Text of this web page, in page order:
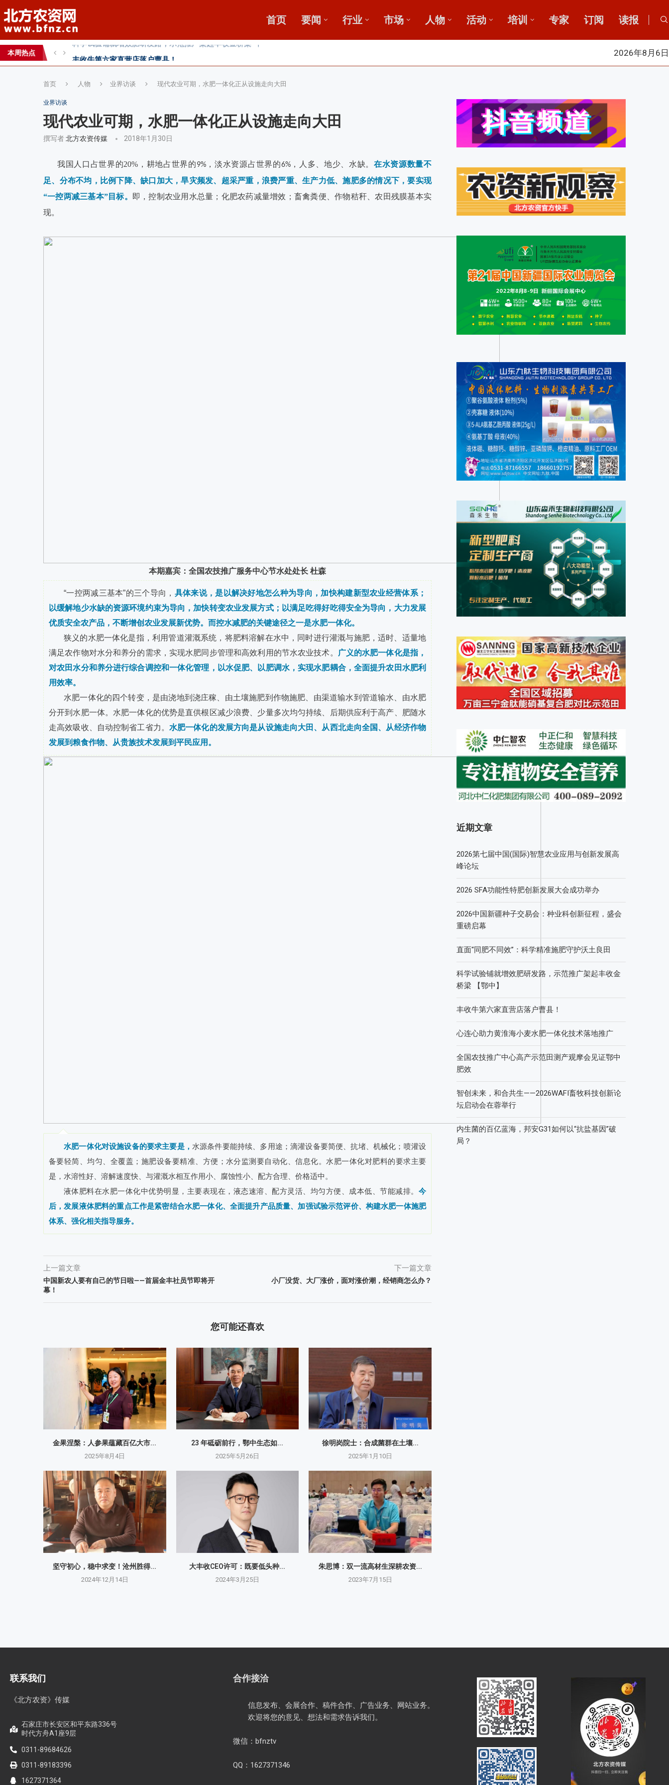
首页 要闻 行业 市场 人物 活动 培训 专家 订阅 读报
本周热点
全国农技推广中心高产示范田测产观摩会见证鄂中肥效
智创未来，和合共生——2026WAFI畜牧科技创新论坛启动会...
2026年8月6日
首页 人物 业界访谈 现代农业可期，水肥一体化正从设施走向大田
业界访谈
现代农业可期，水肥一体化正从设施走向大田
撰写者北方农资传媒 2018年1月30日
我国人口占世界的20%，耕地占世界的9%，淡水资源占世界的6%，人多、地少、水缺。 在水资源数量不
足、分布不均，比例下降、缺口加大，旱灾频发、超采严重，浪费严重、生产力低、施肥多的情况下，要实现
“一控两减三基本”目标。
即，控制农业用水总量；化肥农药减量增效；畜禽粪便、作物秸秆、农田残膜基本实
现。
本期嘉宾：全国农技推广服务中心节水处处长 杜森
“一控两减三基本”的三个导向， 具体来说，是以解决好地怎么种为导向，加快构建新型农业经营体系；
以缓解地少水缺的资源环境约束为导向，加快转变农业发展方式；以满足吃得好吃得安全为导向，大力发展
优质安全农产品，不断增创农业发展新优势。而控水减肥的关键途径之一是水肥一体化。
狭义的水肥一体化是指，利用管道灌溉系统，将肥料溶解在水中，同时进行灌溉与施肥，适时、适量地
满足农作物对水分和养分的需求，实现水肥同步管理和高效利用的节水农业技术。
广义的水肥一体化是指，
对农田水分和养分进行综合调控和一体化管理，以水促肥、以肥调水，实现水肥耦合，全面提升农田水肥利
用效率。
水肥一体化的四个转变，是由浇地到浇庄稼、由土壤施肥到作物施肥、由渠道输水到管道输水、由水肥
分开到水肥一体。水肥一体化的优势是直供根区减少浪费、少量多次均匀持续、后期供应利于高产、肥随水
走高效吸收、自动控制省工省力。 水肥一体化的发展方向是从设施走向大田、从西北走向全国、从经济作物
发展到粮食作物、从贵族技术发展到平民应用。
水肥一体化对设施设备的要求主要是， 水源条件要能持续、多用途；滴灌设备要简便、抗堵、机械化；喷灌设
备要轻简、均匀、全覆盖；施肥设备要精准、方便；水分监测要自动化、信息化。水肥一体化对肥料的要求主要
是，水溶性好、溶解速度快、与灌溉水相互作用小、腐蚀性小、配方合理、价格适中。
液体肥料在水肥一体化中优势明显，主要表现在，液态速溶、配方灵活、均匀方便、成本低、节能减排。 今
后，发展液体肥料的重点工作是紧密结合水肥一体化、全面提升产品质量、加强试验示范评价、构建水肥一体施肥
体系、强化相关指导服务。
上一篇文章
中国新农人要有自己的节日啦——首届金丰社员节即将开
幕！
下一篇文章
小厂没货、大厂涨价，面对涨价潮，经销商怎么办？
您可能还喜欢
金果涅槃：人参果蕴藏百亿大市...
2025年8月4日
23 年砥砺前行，鄂中生态如...
2025年5月26日
徐明岗院士：​合成菌群在土壤...
2025年1月10日
坚守初心，稳中求变！沧州胜得...
2024年12月14日
大丰收CEO许可：既要低头种...
2024年3月25日
朱思博：双一流高材生深耕农资...
2023年7月15日
近期文章
2026第七届中国(国际)智慧农业应用与创新发展高
峰论坛
2026 SFA功能性特肥创新发展大会成功举办
2026中国新疆种子交易会：种业科创新征程，盛会
重磅启幕
直面“同肥不同效”：科学精准施肥守护沃土良田
科学试验铺就增效肥研发路，示范推广架起丰收金
桥梁 【鄂中】
丰收牛第六家直营店落户曹县！
心连心助力黄淮海小麦水肥一体化技术落地推广
全国农技推广中心高产示范田测产观摩会见证鄂中
肥效
智创未来，和合共生——2026WAFI畜牧科技创新论
坛启动会在蓉举行
内生菌的百亿蓝海，邦安G31如何以“抗盐基因”破
局？
联系我们
《北方农资》传媒
石家庄市长安区和平东路336号
时代方舟A1座9层
0311-89684626
0311-89183396
1627371364
合作接洽
信息发布、会展合作、稿件合作、广告业务、网站业务。
欢迎将您的意见、想法和需求告诉我们。
微信：bfnztv
QQ：1627371346